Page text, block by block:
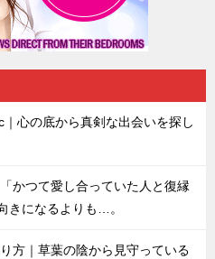
心の底から真剣な出会いを探し
かつて愛し合っていた人と復縁
きになるよりも…。
方｜草葉の陰から見守っている